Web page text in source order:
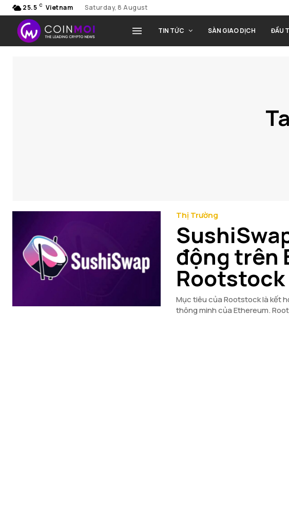
25.5 C Vietnam Saturday, 8 August
TIN TỨC SÀN GIAO DỊCH ĐẦU
Thị Trường
động trên
Rootstock
Mục tiêu của Rootstock là kết
thông